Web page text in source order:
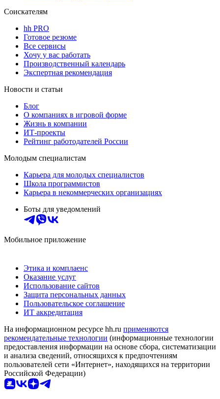
Соискателям
hh PRO
Готовое резюме
Все сервисы
Хочу у вас работать
Производственный календарь
Экспертная рекомендация
Новости и статьи
Блог
О компаниях в игровой форме
Жизнь в компании
ИТ-проекты
Рейтинг работодателей России
Молодым специалистам
Карьера для молодых специалистов
Школа программистов
Карьера в некоммерческих организациях
Боты для уведомлений
Мобильное приложение
Этика и комплаенс
Оказание услуг
Использование сайтов
Защита персональных данных
Пользовательское соглашение
ИТ аккредитация
На информационном ресурсе hh.ru применяются
рекомендательные технологии (информационные технологии
предоставления информации на основе сбора, систематизации
и анализа сведений, относящихся к предпочтениям
пользователей сети «Интернет», находящихся на территории
Российской Федерации)